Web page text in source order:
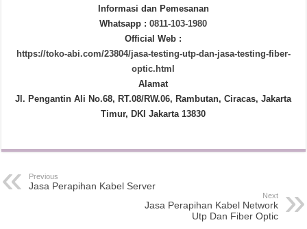
Informasi dan Pemesanan
Whatsapp :0811-103-1980
Official Web :
https://toko-abi.com/23804/jasa-testing-utp-dan-jasa-testing-fiber-
optic.html
Alamat
Jl. Pengantin Ali No.68, RT.08/RW.06, Rambutan, Ciracas, Jakarta
Timur, DKI Jakarta 13830
Previous
Jasa Perapihan Kabel Server
Next
Jasa Perapihan Kabel Network
Utp Dan Fiber Optic